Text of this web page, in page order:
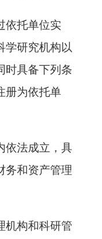
依托单位实
学研究机构以
时具备下列条
册为依托单
依法成立，具
务和资产管理
机构和科研管